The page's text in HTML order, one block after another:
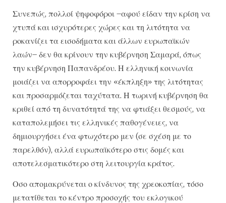
Συνεπώς, πολλοί ψηφοφόροι –αφού είδαν την κρίση να
χτυπά και ισχυρότερες χώρες και τη λιτότητα να
ροκανίζει τα εισοδήματα και άλλων ευρωπαϊκών
λαών– δεν θα κρίνουν την κυβέρνηση Σαμαρά, όπως
την κυβέρνηση Παπανδρέου. Η ελληνική κοινωνία
μοιάζει να απορροφάει την «έκπληξη» της λιτότητας
και προσαρμόζεται ταχύτατα. Η τωρινή κυβέρνηση θα
κριθεί από τη δυνατότητά της να φτιάξει θεσμούς, να
καταπολεμήσει τις ελληνικές παθογένειες, να
δημιουργήσει ένα φτωχότερο μεν (σε σχέση με το
παρελθόν), αλλά ευρωπαϊκότερο στις δομές και
αποτελεσματικότερο στη λειτουργία κράτος.
Οσο απομακρύνεται ο κίνδυνος της χρεοκοπίας, τόσο
μετατίθεται το κέντρο προσοχής του εκλογικού